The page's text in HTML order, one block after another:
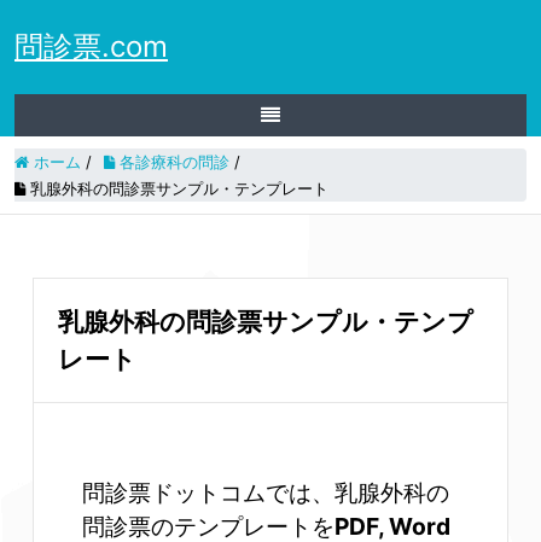
問診票.com
ホーム / 各診療科の問診 /
乳腺外科の問診票サンプル・テンプレート
乳腺外科の問診票サンプル・テンプ
レート
問診票ドットコムでは、乳腺外科の
問診票のテンプレートをPDF, Word